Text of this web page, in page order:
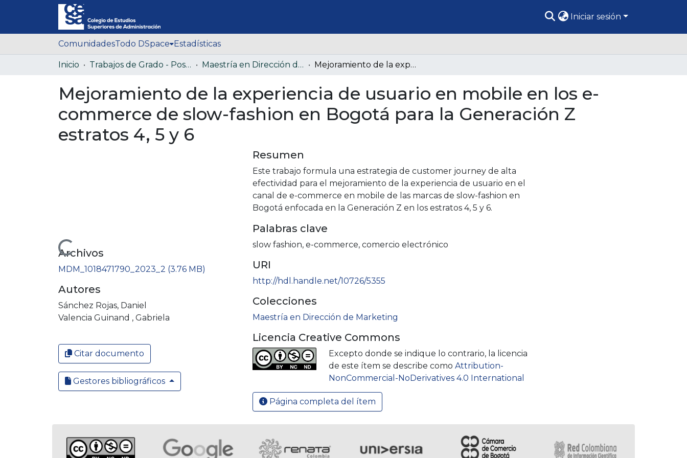
Iniciar sesión
ComunidadesTodo DSpace Estadísticas
Inicio Trabajos de Grado - Posgrado Maestría en Dirección de Marketing Mejoramiento de la experiencia de usuario en mobile en los e-commerce de slow-fashion en Bogotá para la Generación Z estratos 4, 5 y 6
Mejoramiento de la experiencia de usuario en mobile en los e-
commerce de slow-fashion en Bogotá para la Generación Z
estratos 4, 5 y 6
Cargando...
Archivos
MDM_1018471790_2023_2 (3.76 MB)
Autores
Sánchez Rojas, Daniel
Valencia Guinand , Gabriela
Citar documento
Gestores bibliográficos
Resumen
Este trabajo formula una estrategia de customer journey de alta
efectividad para el mejoramiento de la experiencia de usuario en el
canal de e-commerce en mobile de las marcas de slow-fashion en
Bogotá enfocada en la Generación Z en los estratos 4, 5 y 6.
Palabras clave
slow fashion, e-commerce, comercio electrónico
URI
http://hdl.handle.net/10726/5355
Colecciones
Maestría en Dirección de Marketing
Licencia Creative Commons
Excepto donde se indique lo contrario, la licencia
de este ítem se describe como Attribution-
NonCommercial-NoDerivatives 4.0 International
Página completa del ítem